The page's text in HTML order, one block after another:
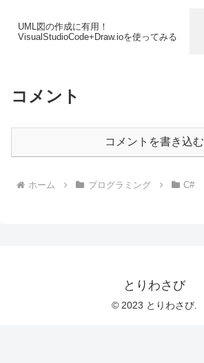
UML図の作成に有用！
VisualStudioCode+Draw.ioを使ってみる
コメント
コメントを書き込む
ホーム プログラミング C#
とりわさび
© 2023 とりわさび.